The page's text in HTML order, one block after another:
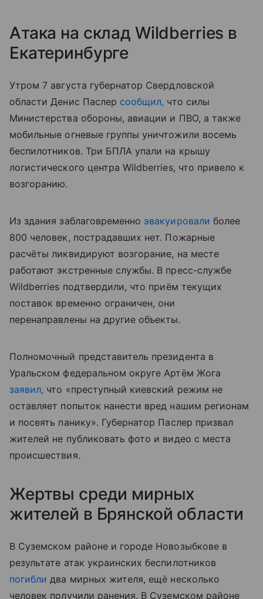
Атака на склад Wildberries в
Екатеринбурге
Утром 7 августа губернатор Свердловской
области Денис Паслер сообщил, что силы
Министерства обороны, авиации и ПВО, а также
мобильные огневые группы уничтожили восемь
беспилотников. Три БПЛА упали на крышу
логистического центра Wildberries, что привело к
возгоранию.
Из здания заблаговременно эвакуировали более
800 человек, пострадавших нет. Пожарные
расчёты ликвидируют возгорание, на месте
работают экстренные службы. В пресс-службе
Wildberries подтвердили, что приём текущих
поставок временно ограничен, они
перенаправлены на другие объекты.
Полномочный представитель президента в
Уральском федеральном округе Артём Жога
заявил, что «преступный киевский режим не
оставляет попыток нанести вред нашим регионам
и посеять панику». Губернатор Паслер призвал
жителей не публиковать фото и видео с места
происшествия.
Жертвы среди мирных
жителей в Брянской области
В Суземском районе и городе Новозыбкове в
результате атак украинских беспилотников
погибли два мирных жителя, ещё несколько
человек получили ранения. В Суземском районе